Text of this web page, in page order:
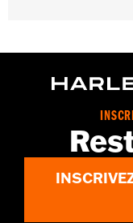
GARANTIE:Garantie
Origine:Importé
Dimension
DE TALON 1”